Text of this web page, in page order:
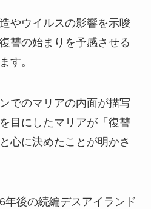
やウイルスの影響を示唆
讐の始まりを予感させる
す。
でのマリアの内面が描写
目にしたマリアが「復讐
心に決めたことが明かさ
年後の続編デスアイランド